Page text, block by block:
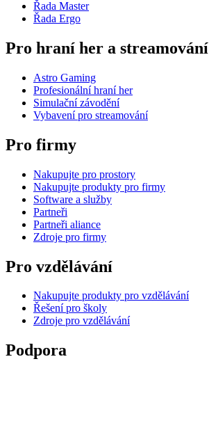
Řada Master
Řada Ergo
Pro hraní her a streamování
Astro Gaming
Profesionální hraní her
Simulační závodění
Vybavení pro streamování
Pro firmy
Nakupujte pro prostory
Nakupujte produkty pro firmy
Software a služby
Partneři
Partneři aliance
Zdroje pro firmy
Pro vzdělávání
Nakupujte produkty pro vzdělávání
Řešení pro školy
Zdroje pro vzdělávání
Podpora